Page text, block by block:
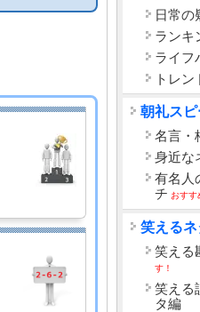
日常の
ランキ
ライフ
トレ
朝礼スピ
名言・
身近な
有名人
チ おすす
笑える
笑える
す！
笑える
タ編